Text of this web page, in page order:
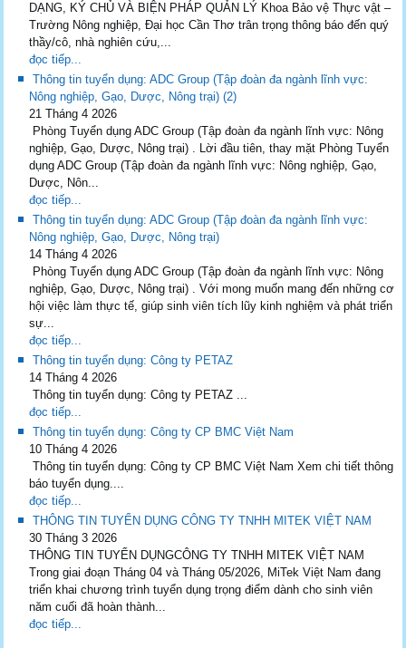
DẠNG, KÝ CHỦ VÀ BIỆN PHÁP QUẢN LÝ Khoa Bảo vệ Thực vật –
Trường Nông nghiệp, Đại học Cần Thơ trân trọng thông báo đến quý
thầy/cô, nhà nghiên cứu,...
đọc tiếp...
Thông tin tuyển dụng: ADC Group (Tập đoàn đa ngành lĩnh vực:
Nông nghiệp, Gạo, Dược, Nông trại) (2)
21 Tháng 4 2026
Phòng Tuyển dụng ADC Group (Tập đoàn đa ngành lĩnh vực: Nông
nghiệp, Gạo, Dược, Nông trại) . Lời đầu tiên, thay mặt Phòng Tuyển
dụng ADC Group (Tập đoàn đa ngành lĩnh vực: Nông nghiệp, Gạo,
Dược, Nôn...
đọc tiếp...
Thông tin tuyển dụng: ADC Group (Tập đoàn đa ngành lĩnh vực:
Nông nghiệp, Gạo, Dược, Nông trại)
14 Tháng 4 2026
Phòng Tuyển dụng ADC Group (Tập đoàn đa ngành lĩnh vực: Nông
nghiệp, Gạo, Dược, Nông trại) . Với mong muốn mang đến những cơ
hội việc làm thực tế, giúp sinh viên tích lũy kinh nghiệm và phát triển
sự...
đọc tiếp...
Thông tin tuyển dụng: Công ty PETAZ
14 Tháng 4 2026
Thông tin tuyển dụng: Công ty PETAZ ...
đọc tiếp...
Thông tin tuyển dụng: Công ty CP BMC Việt Nam
10 Tháng 4 2026
Thông tin tuyển dụng: Công ty CP BMC Việt Nam Xem chi tiết thông
báo tuyển dụng....
đọc tiếp...
THÔNG TIN TUYỂN DỤNG CÔNG TY TNHH MITEK VIỆT NAM
30 Tháng 3 2026
THÔNG TIN TUYỂN DỤNGCÔNG TY TNHH MITEK VIỆT NAM
Trong giai đoạn Tháng 04 và Tháng 05/2026, MiTek Việt Nam đang
triển khai chương trình tuyển dụng trọng điểm dành cho sinh viên
năm cuối đã hoàn thành...
đọc tiếp...